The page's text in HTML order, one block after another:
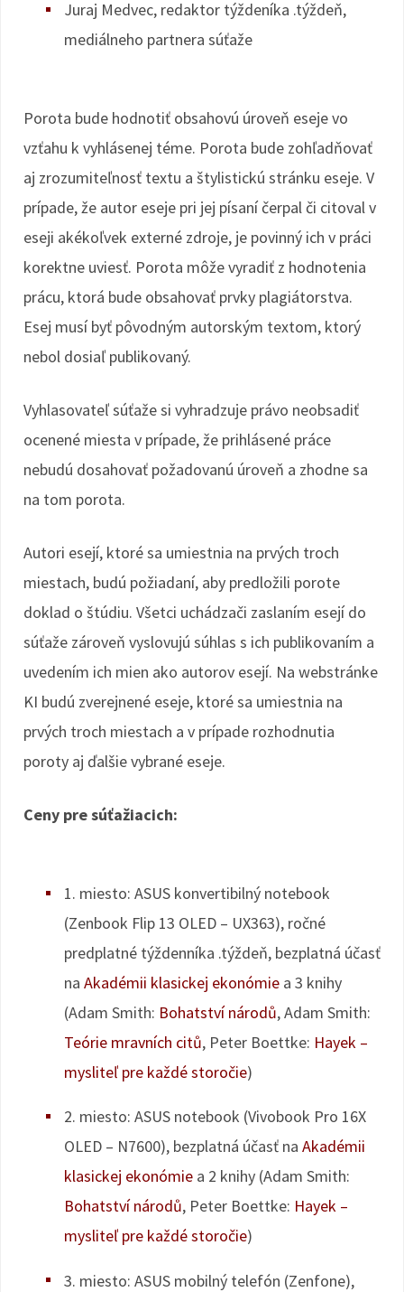
Juraj Medvec, redaktor týždeníka .týždeň,
mediálneho partnera súťaže
Porota bude hodnotiť obsahovú úroveň eseje vo
vzťahu k vyhlásenej téme. Porota bude zohľadňovať
aj zrozumiteľnosť textu a štylistickú stránku eseje. V
prípade, že autor eseje pri jej písaní čerpal či citoval v
eseji akékoľvek externé zdroje, je povinný ich v práci
korektne uviesť. Porota môže vyradiť z hodnotenia
prácu, ktorá bude obsahovať prvky plagiátorstva.
Esej musí byť pôvodným autorským textom, ktorý
nebol dosiaľ publikovaný.
Vyhlasovateľ súťaže si vyhradzuje právo neobsadiť
ocenené miesta v prípade, že prihlásené práce
nebudú dosahovať požadovanú úroveň a zhodne sa
na tom porota.
Autori esejí, ktoré sa umiestnia na prvých troch
miestach, budú požiadaní, aby predložili porote
doklad o štúdiu. Všetci uchádzači zaslaním esejí do
súťaže zároveň vyslovujú súhlas s ich publikovaním a
uvedením ich mien ako autorov esejí. Na webstránke
KI budú zverejnené eseje, ktoré sa umiestnia na
prvých troch miestach a v prípade rozhodnutia
poroty aj ďalšie vybrané eseje.
Ceny pre súťažiacich:
1. miesto: ASUS konvertibilný notebook
(Zenbook Flip 13 OLED – UX363), ročné
predplatné týždenníka .týždeň, bezplatná účasť
na Akadémii klasickej ekonómie a 3 knihy
(Adam Smith: Bohatství národů, Adam Smith:
Teórie mravních citů, Peter Boettke: Hayek –
mysliteľ pre každé storočie)
2. miesto: ASUS notebook (Vivobook Pro 16X
OLED – N7600), bezplatná účasť na Akadémii
klasickej ekonómie a 2 knihy (Adam Smith:
Bohatství národů, Peter Boettke: Hayek –
mysliteľ pre každé storočie)
3. miesto: ASUS mobilný telefón (Zenfone),